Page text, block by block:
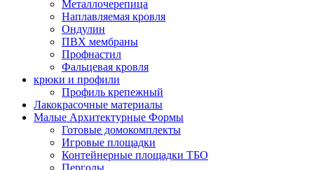
Металлочерепица
Наплавляемая кровля
Ондулин
ПВХ мембраны
Профнастил
Фальцевая кровля
крюки и профили
Профиль крепежный
Лакокрасочные материалы
Малые Архитектурные Формы
Готовые домокомплекты
Игровые площадки
Контейнерные площадки ТБО